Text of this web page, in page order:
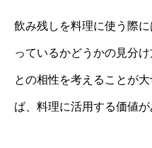
飲み残しを料理に使う際
っているかどうかの見分
との相性を考えることが
ば、料理に活用する価値が